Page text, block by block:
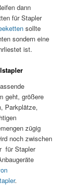
dann
für Stapler
sollte
sondern eine
ist.
geht, größere
Parkplätze,
zügig
noch zwischen
für Stapler
.